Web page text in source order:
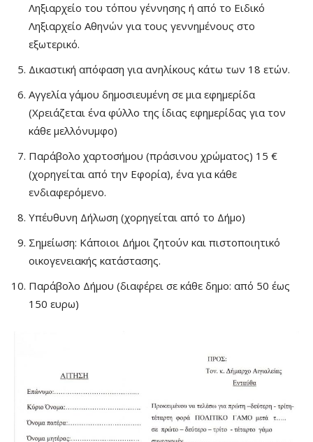
Ληξιαρχείο του τόπου γέννησης ή από το Ειδικό
Ληξιαρχείο Αθηνών για τους γεννημένους στο
εξωτερικό.
Δικαστική απόφαση για ανηλίκους κάτω των 18 ετών.
Αγγελία γάμου δημοσιευμένη σε μια εφημερίδα
(Χρειάζεται ένα φύλλο της ίδιας εφημερίδας για τον
κάθε μελλόνυμφο)
Παράβολο χαρτοσήμου (πράσινου χρώματος) 15 €
(χορηγείται από την Εφορία), ένα για κάθε
ενδιαφερόμενο.
Υπέυθυνη Δήλωση (χορηγείται από το Δήμο)
Σημείωση: Κάποιοι Δήμοι ζητούν και πιστοποιητικό
οικογενειακής κατάστασης.
Παράβολο Δήμου (διαφέρει σε κάθε δημο: από 50 έως
150 ευρω)